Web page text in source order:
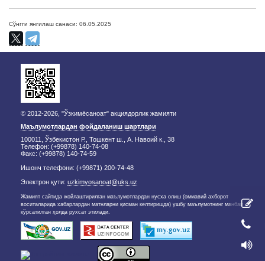
Сўнгги янгилаш санаси: 06.05.2025
© 2012-2026, "Ўзкимёсаноат" акциядорлик жамияти
Маълумотлардан фойдаланиш шартлари
100011, Ўзбекистон Р., Тошкент ш., А. Навоий к., 38
Телефон: (+99878) 140-74-08
Факс: (+99878) 140-74-59
Ишонч телефони: (+99871) 200-74-48
Электрон қути: uzkimyosanoat@uks.uz
Жамият сайтида жойлаштирилган маълумотлардан нусха олиш (оммавий ахборот
воситаларида хабарлардан матнларни қисман келтиришда) ушбу маълумотнинг манбаи
кўрсатилган ҳолда рухсат этилади.